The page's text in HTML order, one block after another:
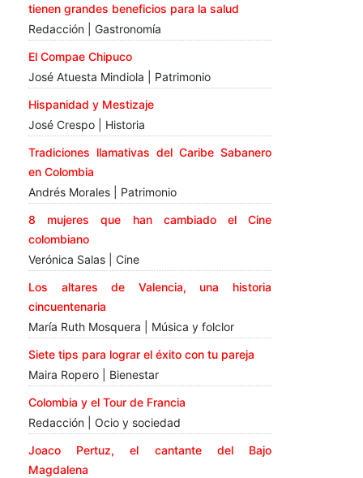
tienen grandes beneficios para la salud
Redacción | Gastronomía
El Compae Chipuco
José Atuesta Mindiola | Patrimonio
Hispanidad y Mestizaje
José Crespo | Historia
Tradiciones llamativas del Caribe Sabanero
en Colombia
Andrés Morales | Patrimonio
8 mujeres que han cambiado el Cine
colombiano
Verónica Salas | Cine
Los altares de Valencia, una historia
cincuentenaria
María Ruth Mosquera | Música y folclor
Siete tips para lograr el éxito con tu pareja
Maira Ropero | Bienestar
Colombia y el Tour de Francia
Redacción | Ocio y sociedad
Joaco Pertuz, el cantante del Bajo
Magdalena